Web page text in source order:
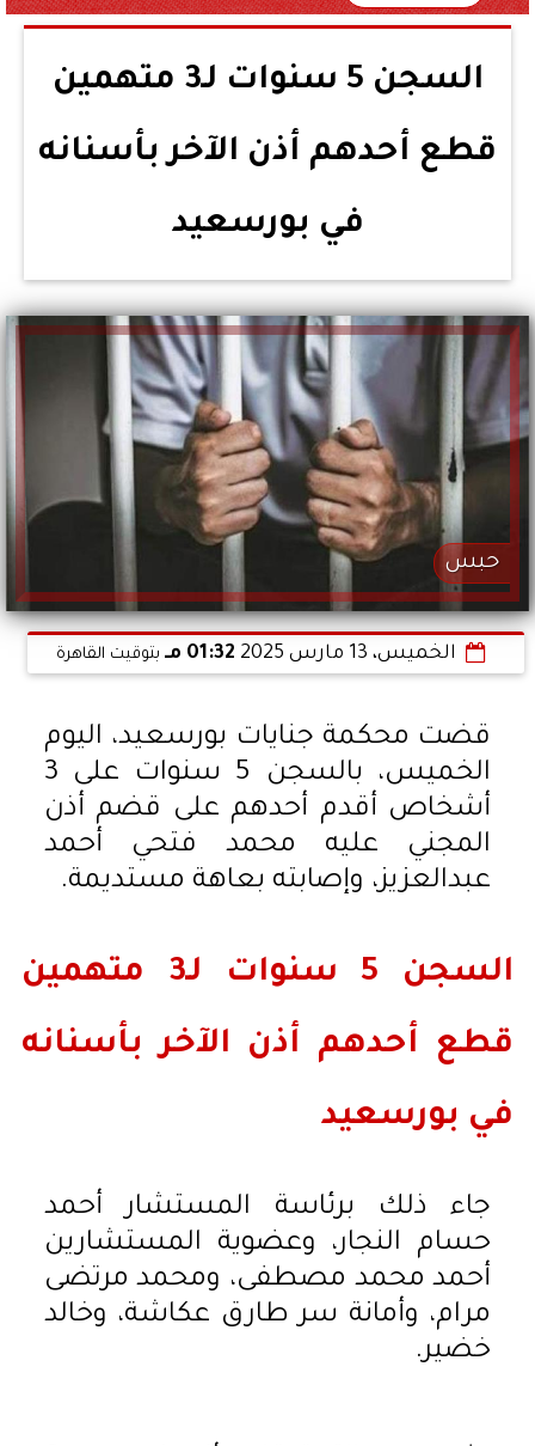
السجن 5 سنوات لـ3 متهمين
قطع أحدهم أذن الآخر بأسنانه
في بورسعيد
حبس
الخميس، 13 مارس 2025 01:32 مـ بتوقيت القاهرة
قضت محكمة جنايات بورسعيد، اليوم
الخميس، بالسجن 5 سنوات على 3
أشخاص أقدم أحدهم على قضم أذن
المجني عليه محمد فتحي أحمد
عبدالعزيز، وإصابته بعاهة مستديمة.
السجن 5 سنوات لـ3 متهمين
قطع أحدهم أذن الآخر بأسنانه
في بورسعيد
جاء ذلك برئاسة المستشار أحمد
حسام النجار، وعضوية المستشارين
أحمد محمد مصطفى، ومحمد مرتضى
مرام، وأمانة سر طارق عكاشة، وخالد
خضير.